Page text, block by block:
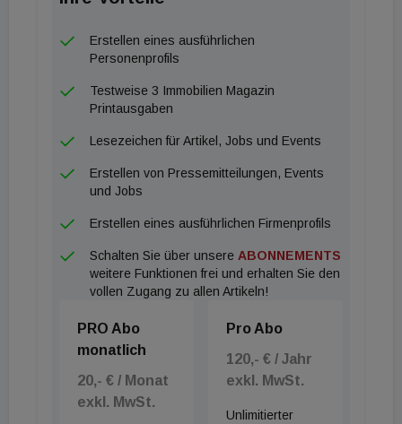
Trotzdem ist das der vergleichsweise günstigste
Durchschnittspreis der Analyse. Teurer waren
Wohnungen vom Bauträger. Diese kamen auf
288.000 Euro. Im Gegenzug zum
Gebrauchtsegment stieg der mittlere Preis von
Neubauwohnungen lediglich um 0,3 Prozent und lag
Innsbruck
ersten sechs Monaten des Jahres 2023 einen
Durchschnittspreis von 388.000 Euro aus – den
höchsten Wert der Gesamtanalyse im
Vergleich zum ersten Halbjahr 2022 kaum
verändert. Damals lag der mittlere
Transaktionspreis bei 389.000 Euro. Auch das
Bauträgersegment wies Spitzenwerte aus.
Erstellen eines ausführlichen
Personenprofils
Testweise 3 Immobilien Magazin
Printausgaben
Lesezeichen für Artikel, Jobs und Events
Erstellen von Pressemitteilungen, Events
und Jobs
Erstellen eines ausführlichen Firmenprofils
Schalten Sie über unsere ABONNEMENTS
weitere Funktionen frei und erhalten Sie den
vollen Zugang zu allen Artikeln!
PRO Abo
monatlich
20,- € / Monat
exkl. MwSt.
Pro Abo
120,- € / Jahr
exkl. MwSt.
Unlimitierter